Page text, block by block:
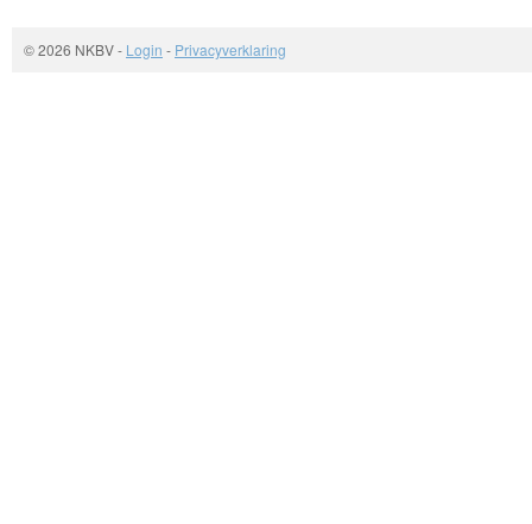
© 2026 NKBV- Login - Privacyverklaring